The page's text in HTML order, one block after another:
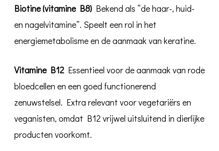
Biotine (vitamine B8) Bekend als “de haar-, huid-
en nagelvitamine”. Speelt een rol in het
energiemetabolisme en de aanmaak van keratine.
Vitamine B12 Essentieel voor de aanmaak van rode
bloedcellen en een goed functionerend
zenuwstelsel. Extra relevant voor vegetariërs en
veganisten, omdat B12 vrijwel uitsluitend in dierlijke
producten voorkomt.